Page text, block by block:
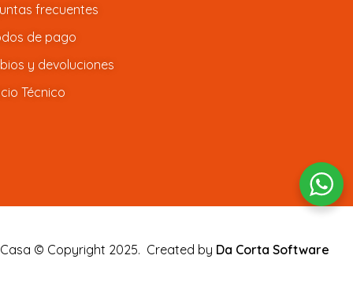
frecuentes
de pago
y devoluciones
Técnico
© Copyright 2025. Created by Da Corta Software